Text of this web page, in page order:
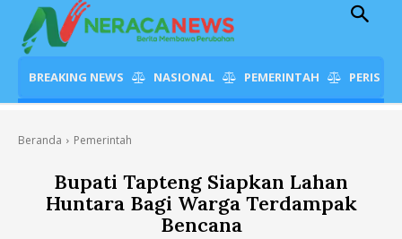
BREAKING NEWS NASIONAL PEMERINTAH
Beranda Pemerintah
Bupati Tapteng Siapkan Lahan
Huntara Bagi Warga Terdampak
Bencana